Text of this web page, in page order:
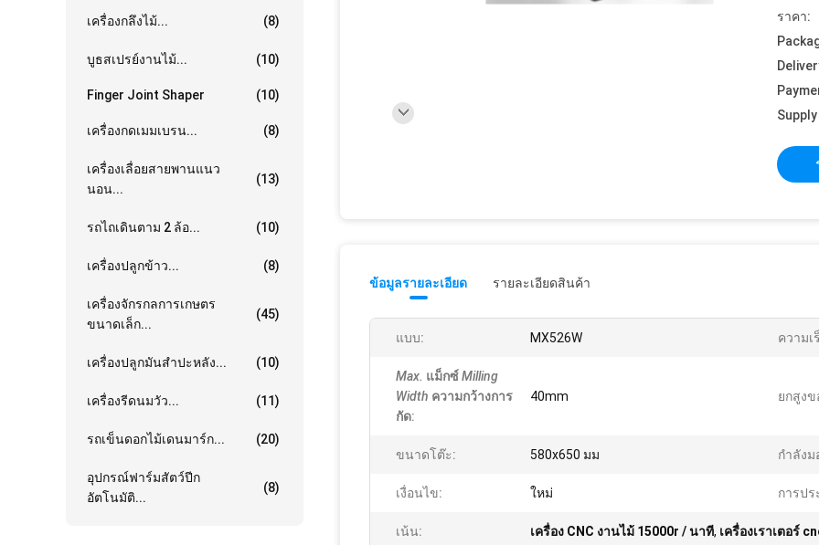
เครื่องกลึงไม้... (8)
บูธสเปรย์งานไม้... (10)
Finger Joint Shaper (10)
เครื่องกดเมมเบรน... (8)
เครื่องเลื่อยสายพานแนว
นอน...
(13)
รถไถเดินตาม 2 ล้อ... (10)
เครื่องปลูกข้าว... (8)
เครื่องจักรกลการเกษตร
ขนาดเล็ก...
(45)
เครื่องปลูกมันสำปะหลัง... (10)
เครื่องรีดนมวัว... (11)
รถเข็นดอกไม้เดนมาร์ก... (20)
อุปกรณ์ฟาร์มสัตว์ปีก
อัตโนมัติ...
(8)
ราคา:
ข้อมูลรายละเอียด รายละเอียดสินค้า
แบบ: MX526W ความเ
Max. แม็กซ์Milling
Width ความกว้างการ
กัด:
40mm ยกสูงข
ขนาดโต๊ะ: 580x650 มม กำลังม
เงื่อนไข: ใหม่ การปร
เน้น: เครื่อง CNC งานไม้ 15000r / นาที, เครื่องเราเตอร์